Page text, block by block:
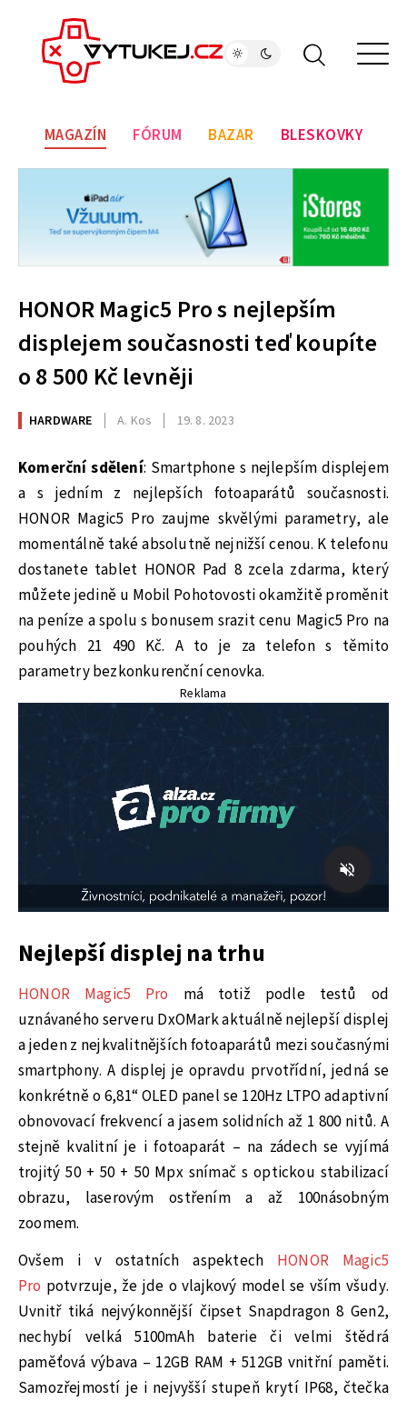
MAGAZÍN FÓRUM BAZAR BLESKOVKY
HONOR Magic5 Pro s nejlepším
displejem současnosti teď koupíte
o 8 500 Kč levněji
HARDWARE A. Kos 19. 8. 2023
Komerční sdělení: Smartphone s nejlepším displejem
a s jedním z nejlepších fotoaparátů současnosti.
HONOR Magic5 Pro zaujme skvělými parametry, ale
momentálně také absolutně nejnižší cenou. K telefonu
dostanete tablet HONOR Pad 8 zcela zdarma, který
můžete jedině u Mobil Pohotovosti okamžitě proměnit
na peníze a spolu s bonusem srazit cenu Magic5 Pro na
pouhých 21 490 Kč. A to je za telefon s těmito
parametry bezkonkurenční cenovka.
Reklama
Nejlepší displej na trhu
HONOR Magic5 Pro má totiž podle testů od
uznávaného serveru DxOMark aktuálně nejlepší displej
a jeden z nejkvalitnějších fotoaparátů mezi současnými
smartphony. A displej je opravdu prvotřídní, jedná se
konkrétně o 6,81“ OLED panel se 120Hz LTPO adaptivní
obnovovací frekvencí a jasem solidních až 1 800 nitů. A
stejně kvalitní je i fotoaparát – na zádech se vyjímá
trojitý 50 + 50 + 50 Mpx snímač s optickou stabilizací
obrazu, laserovým ostřením a až 100násobným
zoomem.
Ovšem i v ostatních aspektech HONOR Magic5
Pro potvrzuje, že jde o vlajkový model se vším všudy.
Uvnitř tiká nejvýkonnější čipset Snapdragon 8 Gen2,
nechybí velká 5100mAh baterie či velmi štědrá
paměťová výbava – 12GB RAM + 512GB vnitřní paměti.
Samozřejmostí je i nejvyšší stupeň krytí IP68, čtečka